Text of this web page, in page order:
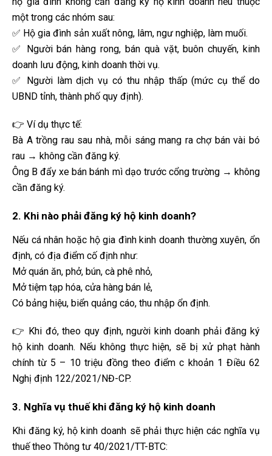
một trong các nhóm sau:
✅ Hộ gia đình sản xuất nông, lâm, ngư nghiệp, làm muối.
✅ Người bán hàng rong, bán quà vặt, buôn chuyến, kinh
doanh lưu động, kinh doanh thời vụ.
✅ Người làm dịch vụ có thu nhập thấp (mức cụ thể do
UBND tỉnh, thành phố quy định).
👉 Ví dụ thực tế:
Bà A trồng rau sau nhà, mỗi sáng mang ra chợ bán vài bó
rau → không cần đăng ký.
Ông B đẩy xe bán bánh mì dạo trước cổng trường → không
cần đăng ký.
2. Khi nào phải đăng ký hộ kinh doanh?
Nếu cá nhân hoặc hộ gia đình kinh doanh thường xuyên, ổn
định, có địa điểm cố định như:
Mở quán ăn, phở, bún, cà phê nhỏ,
Mở tiệm tạp hóa, cửa hàng bán lẻ,
Có bảng hiệu, biển quảng cáo, thu nhập ổn định.
👉 Khi đó, theo quy định, người kinh doanh phải đăng ký
hộ kinh doanh. Nếu không thực hiện, sẽ bị xử phạt hành
chính từ 5 – 10 triệu đồng theo điểm c khoản 1 Điều 62
Nghị định 122/2021/NĐ-CP.
3. Nghĩa vụ thuế khi đăng ký hộ kinh doanh
Khi đăng ký, hộ kinh doanh sẽ phải thực hiện các nghĩa vụ
thuế theo Thông tư 40/2021/TT-BTC: